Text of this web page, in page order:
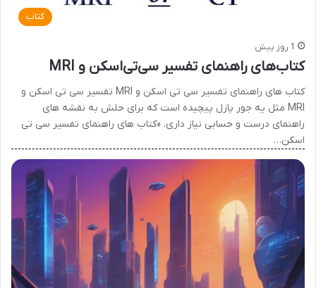
کتاب
1 روز پیش
کتاب‌های راهنمای تفسیر سی‌تی‌اسکن و MRI
کتاب های راهنمای تفسیر سی تی اسکن و MRI تفسیر سی تی اسکن و
MRI مثل یه جور پازل پیچیده است که برای حلش به نقشه های
راهنمای درست و حسابی نیاز داری. «کتاب های راهنمای تفسیر سی تی
اسکن…